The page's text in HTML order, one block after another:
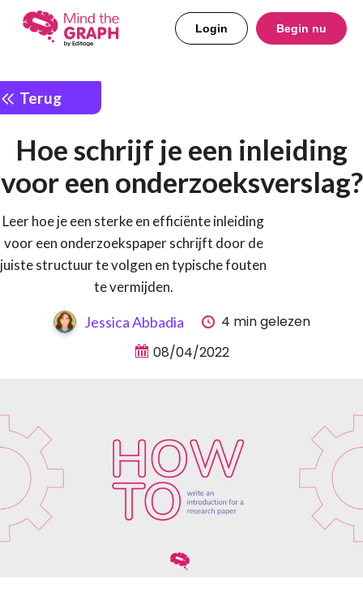
Login Begin nu
Terug
Hoe schrijf je een inleiding
voor een onderzoeksverslag?
Leer hoe je een sterke en efficiënte inleiding
voor een onderzoekspaper schrijft door de
juiste structuur te volgen en typische fouten
te vermijden.
Jessica Abbadia
4 min gelezen
08/04/2022